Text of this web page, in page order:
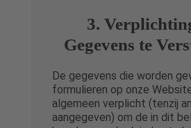
3.
Gegevens te
De gegevens die worden
formulieren op onze
algemeen verplicht (tenzij
aangegeven) om de in dit